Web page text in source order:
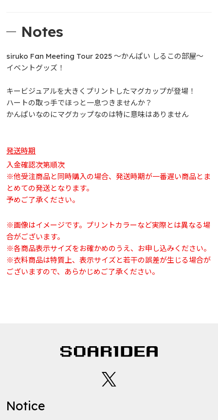
Notes
siruko Fan Meeting Tour 2025 ～かんぱい しるこの部屋～
イベントグッズ！
キービジュアルを大きくプリントしたマグカップが登場！
ハートの取っ手でほっと一息つきませんか？
かんぱいなのにマグカップなのは特に意味はありません
発送時期
入金確認次第順次
※他受注商品と同時購入の場合、発送時期が一番遅い商品とま
とめての発送となります。
予めご了承ください。
※画像はイメージです。プリントカラーなど実際とは異なる場
合がございます。
※各商品表示サイズをお確かめのうえ、お申し込みください。
※衣料商品は特質上、表示サイズと若干の誤差が生じる場合が
ございますので、あらかじめご了承ください。
Notice